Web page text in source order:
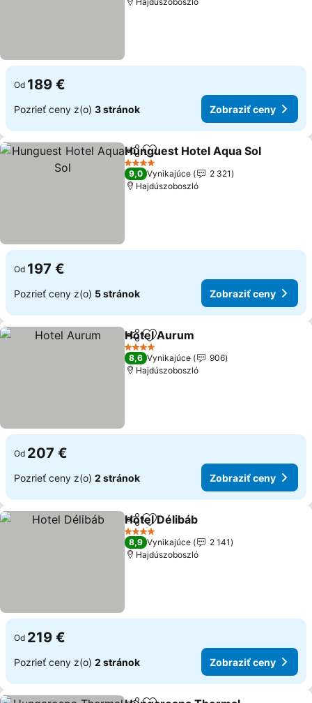
Od 189 €
Pozrieť ceny z(o) 3 stránok Zobraziť ceny
ZdieľaťPridať do obľúbených
Hunguest Hotel Aqua Sol
4 Počet hviezdičiek
9,0 Vynikajúce
2 321
Hajdúszoboszló
Od 197 €
Pozrieť ceny z(o) 5 stránok Zobraziť ceny
ZdieľaťPridať do obľúbených
Hotel Aurum
4 Počet hviezdičiek
8,6 Vynikajúce
906
Hajdúszoboszló
Od 207 €
Pozrieť ceny z(o) 2 stránok Zobraziť ceny
ZdieľaťPridať do obľúbených
Hotel Délibáb
4 Počet hviezdičiek
8,9 Vynikajúce
2 141
Hajdúszoboszló
Od 219 €
Pozrieť ceny z(o) 2 stránok Zobraziť ceny